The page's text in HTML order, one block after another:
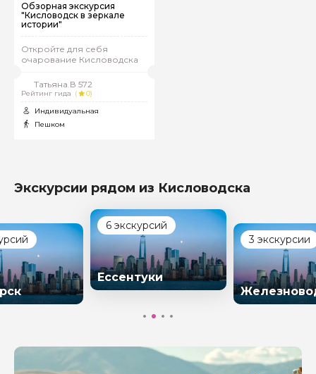
Обзорная экскурсия
"Кисловодск в зеркале
истории"
Откройте для себя
очарование Кисловодска
Татьяна.В 572
Рейтинг гида (
0)
Индивидуальная
Пешком
Экскурсии рядом из Кисловодска
6 экскурсий
Ессентуки
3 экскурсии